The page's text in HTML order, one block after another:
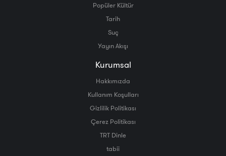
Popüler Kültür
Tarih
Suç
Yayın Akışı
Kurumsal
Hakkımızda
Kullanım Koşulları
Gizlilik Politikası
Çerez Politikası
TRT Dinle
tabii